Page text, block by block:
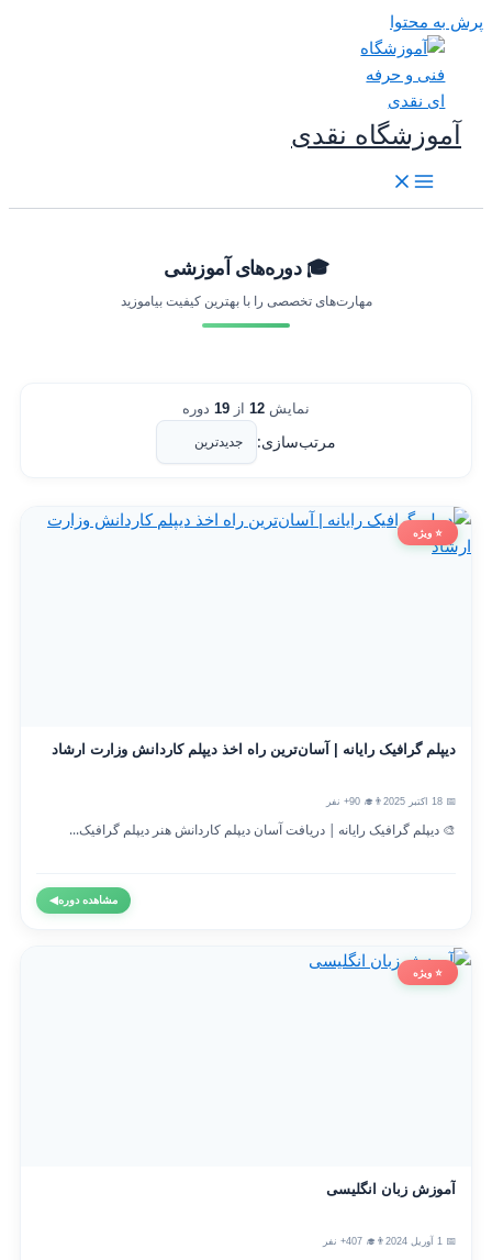
به محتوا
آموزشگاه نقدی
🎓 دوره‌های آموزشی
مهارت‌های تخصصی را با بهترین کیفیت بیاموزید
نمایش12 از 19 دوره
مرتب‌سازی:
⭐ ویژه
دیپلم گرافیک رایانه | آسان‌ترین راه اخذ دیپلم کاردانش وزارت ارشاد
👨‍🎓 90+ نفر
🎨 دیپلم گرافیک رایانه | دریافت آسان دیپلم کاردانش هنر دیپلم گرافیک...
مشاهده دوره◀
⭐ ویژه
آموزش زبان انگلیسی
👨‍🎓 407+ نفر